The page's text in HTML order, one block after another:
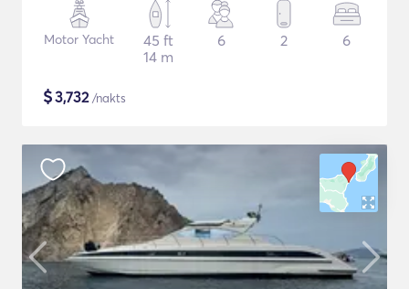
Motor Yacht
45 ft
14 m
6 2 6
$3,732/nakts